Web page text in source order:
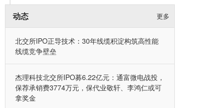
动态 更多
北交所IPO正导技术：30年线缆积淀构筑高性能
线缆竞争壁垒
杰理科技北交所IPO募6.22亿元：通富微电战投，
保荐承销费3774万元，保代业敬轩、李鸿仁或可
拿奖金